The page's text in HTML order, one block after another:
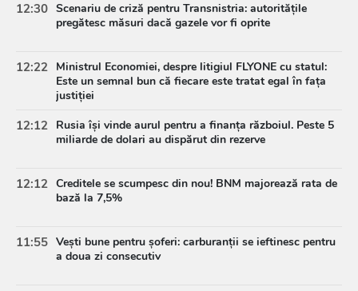
12:30 Scenariu de criză pentru Transnistria: autoritățile
pregătesc măsuri dacă gazele vor fi oprite
12:22 Ministrul Economiei, despre litigiul FLYONE cu statul:
Este un semnal bun că fiecare este tratat egal în fața
justiției
12:12 Rusia își vinde aurul pentru a finanța războiul. Peste 5
miliarde de dolari au dispărut din rezerve
12:12 Creditele se scumpesc din nou! BNM majorează rata de
bază la 7,5%
11:55 Vești bune pentru șoferi: carburanții se ieftinesc pentru
a doua zi consecutiv